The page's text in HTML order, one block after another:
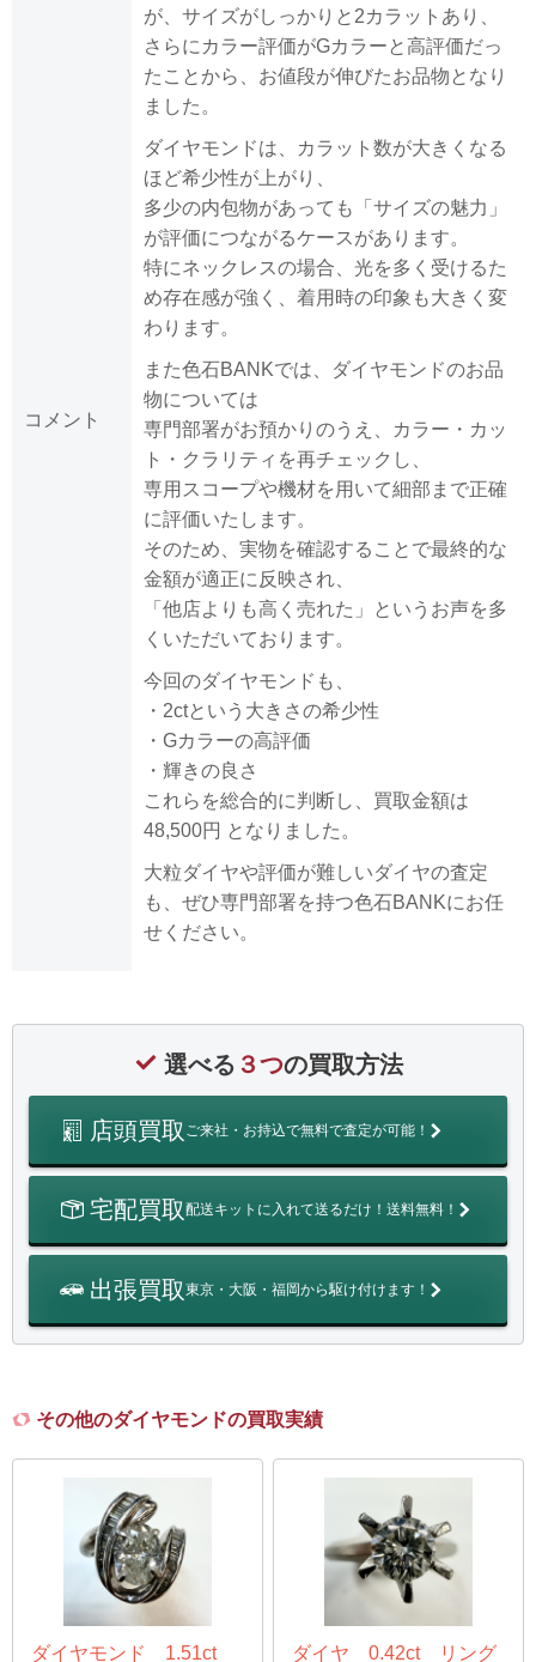
コメント
が、サイズがしっかりと2カラットあり、
さらにカラー評価がGカラーと高評価だっ
たことから、お値段が伸びたお品物となり
ました。
ダイヤモンドは、カラット数が大きくなる
ほど希少性が上がり、
多少の内包物があっても「サイズの魅力」
が評価につながるケースがあります。
特にネックレスの場合、光を多く受けるた
め存在感が強く、着用時の印象も大きく変
わります。
また色石BANKでは、ダイヤモンドのお品
物については
専門部署がお預かりのうえ、カラー・カッ
ト・クラリティを再チェックし、
専用スコープや機材を用いて細部まで正確
に評価いたします。
そのため、実物を確認することで最終的な
金額が適正に反映され、
「他店よりも高く売れた」というお声を多
くいただいております。
今回のダイヤモンドも、
・2ctという大きさの希少性
・Gカラーの高評価
・輝きの良さ
これらを総合的に判断し、買取金額は
48,500円 となりました。
大粒ダイヤや評価が難しいダイヤの査定
も、ぜひ専門部署を持つ色石BANKにお任
せください。
選べる ３つの買取方法
店頭買取 ご来社・お持込で無料で査定が可能！
宅配買取配送キットに入れて送るだけ！送料無料！
出張買取東京・大阪・福岡から駆け付けます！
その他のダイヤモンドの買取実績
ダイヤモンド 1.51ct ダイヤ 0.42ct リング